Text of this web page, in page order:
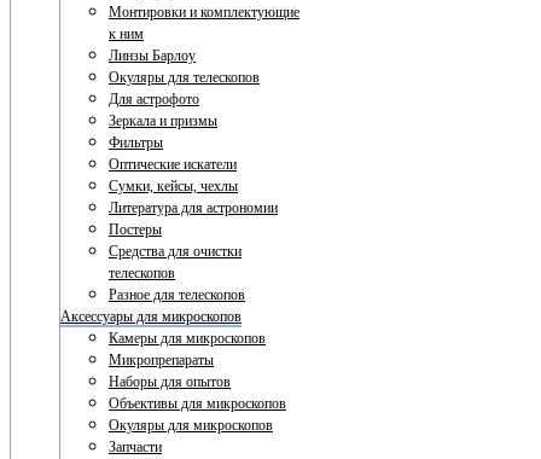
Монтировки и комплектующие
к ним
Линзы Барлоу
Окуляры для телескопов
Для астрофото
Зеркала и призмы
Фильтры
Оптические искатели
Сумки, кейсы, чехлы
Литература для астрономии
Постеры
Средства для очистки
телескопов
Разное для телескопов
Аксессуары для микроскопов
Камеры для микроскопов
Микропрепараты
Наборы для опытов
Объективы для микроскопов
Окуляры для микроскопов
Запчасти